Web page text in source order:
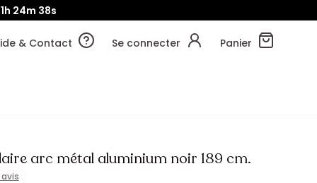
24m 36s
& Contact Se connecter Panier
arc métal aluminium noir 189 cm.
avis